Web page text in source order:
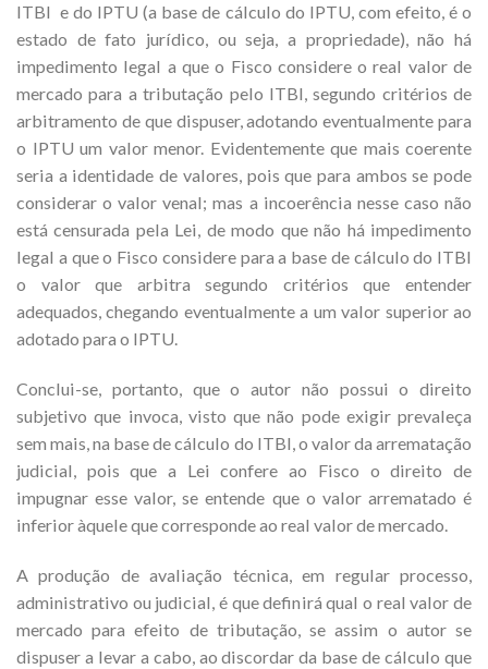
ITBI e do IPTU (a base de cálculo do IPTU, com efeito, é o
estado de fato jurídico, ou seja, a propriedade), não há
impedimento legal a que o Fisco considere o real valor de
mercado para a tributação pelo ITBI, segundo critérios de
arbitramento de que dispuser, adotando eventualmente para
o IPTU um valor menor. Evidentemente que mais coerente
seria a identidade de valores, pois que para ambos se pode
considerar o valor venal; mas a incoerência nesse caso não
está censurada pela Lei, de modo que não há impedimento
legal a que o Fisco considere para a base de cálculo do ITBI
o valor que arbitra segundo critérios que entender
adequados, chegando eventualmente a um valor superior ao
adotado para o IPTU.
Conclui-se, portanto, que o autor não possui o direito
subjetivo que invoca, visto que não pode exigir prevaleça
sem mais, na base de cálculo do ITBI, o valor da arrematação
judicial, pois que a Lei confere ao Fisco o direito de
impugnar esse valor, se entende que o valor arrematado é
inferior àquele que corresponde ao real valor de mercado.
A produção de avaliação técnica, em regular processo,
administrativo ou judicial, é que definirá qual o real valor de
mercado para efeito de tributação, se assim o autor se
dispuser a levar a cabo, ao discordar da base de cálculo que